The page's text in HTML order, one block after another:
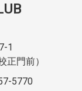
1
正門前）
5770